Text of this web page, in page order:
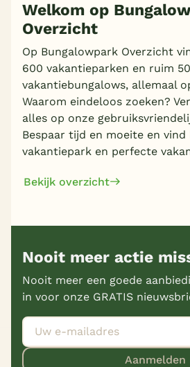
Welkom op
Overzicht
Op Bungalowpark Overzicht
600 vakantieparken en ruim
vakantiebungalows, allemaal
Waarom eindeloos zoeken?
alles op onze
Bespaar tijd en moeite en
vakantiepark en perfecte
Bekijk overzicht
Nooit meer actie
Nooit meer een goede
in voor onze GRATIS
Aanmelden